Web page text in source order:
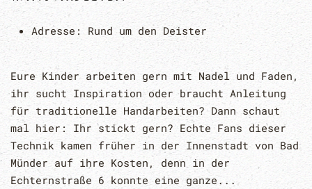
Adresse: Rund um den Deister
Eure Kinder arbeiten gern mit Nadel und Faden,
ihr sucht Inspiration oder braucht Anleitung
für traditionelle Handarbeiten? Dann schaut
mal hier: Ihr stickt gern? Echte Fans dieser
Technik kamen früher in der Innenstadt von Bad
Münder auf ihre Kosten, denn in der
Echternstraße 6 konnte eine ganze...